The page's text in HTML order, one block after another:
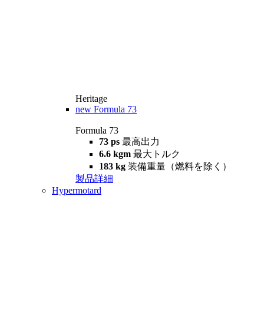
Heritage
new Formula 73
Formula 73
73 ps 最高出力
6.6 kgm 最大トルク
183 kg 装備重量（燃料を除く）
製品詳細
Hypermotard